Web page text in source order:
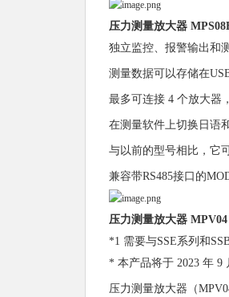
压力测量放大器
独立监控、报警输出和
测量数据可以存储在
最多可连接 4 个放大器
在测量软件上切换日语
与以前的型号相比，它
兼容带RS485接口的
压力测量放大器
*1 需要与SSE系列和
* 本产品将于 2023 年 9
压力测量放大器（